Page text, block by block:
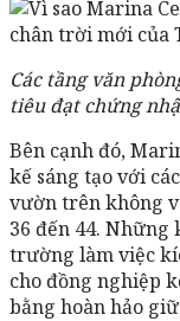
Các tầng văn
tiêu đạt chứng
Bên cạnh đó,
kế sáng tạo với
vườn trên không
36 đến 44.
trường làm việc
cho đồng nghiệp
bằng hoàn hảo